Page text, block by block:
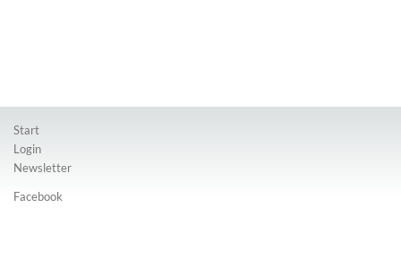
Start
Login
Newsletter
Facebook